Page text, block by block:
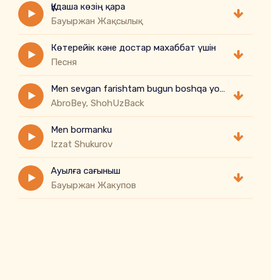
Құдаша көзің қара
Бауыржан Жақсылық
Көтерейік кәне достар махаббат үшін
Песня
Men sevgan farishtam bugun boshqa yo'nalishda
AbroBey, ShohUzBack
Men bormanku
Izzat Shukurov
Ауылға сағыныш
Бауыржан Жакупов